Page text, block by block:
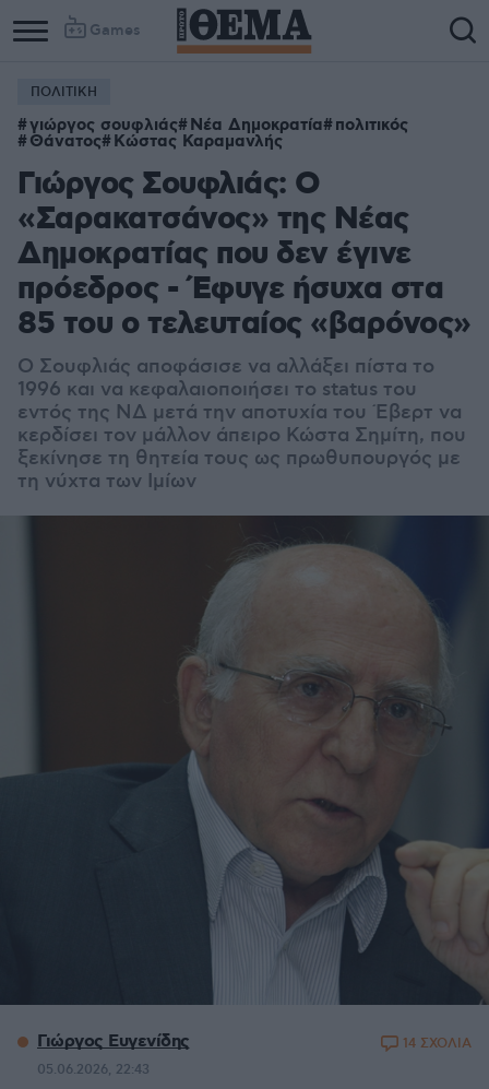
Games
ΠΟΛΙΤΙΚΗ
γιώργος σουφλιάς Νέα Δημοκρατία πολιτικός
Θάνατος Κώστας Καραμανλής
Γιώργος Σουφλιάς: Ο
«Σαρακατσάνος» της Νέας
Δημοκρατίας που δεν έγινε
πρόεδρος - Έφυγε ήσυχα στα
85 του ο τελευταίος «βαρόνος»
Ο Σουφλιάς αποφάσισε να αλλάξει πίστα το
1996 και να κεφαλαιοποιήσει το status του
εντός της ΝΔ μετά την αποτυχία του Έβερτ να
κερδίσει τον μάλλον άπειρο Κώστα Σημίτη, που
ξεκίνησε τη θητεία τους ως πρωθυπουργός με
τη νύχτα των Ιμίων
Γιώργος Ευγενίδης
05.06.2026, 22:43
14 ΣΧΟΛΙΑ